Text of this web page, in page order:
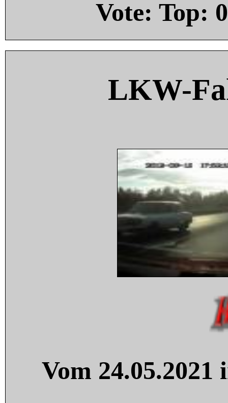
Vote: Top: 0
LKW-
Vom